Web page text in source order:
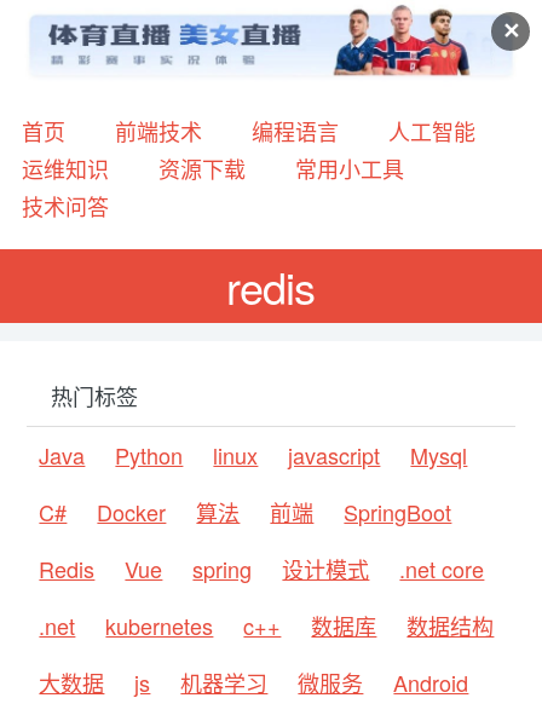
✕
首页 前端技术 编程语言
人工智能
运维知识
资源下载
常用小工具
技术问答
redis
热门标签
Java
Python linux javascript
Mysql
C#
Docker 算法 前端
SpringBoot
Redis
Vue spring 设计模式
.net core
.net
kubernetes c++ 数据库
数据结构
大数据
js 机器学习 微服务
Android